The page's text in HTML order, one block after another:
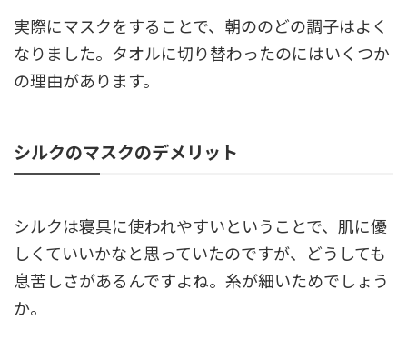
実際にマスクをすることで、朝ののどの調子はよく
なりました。タオルに切り替わったのにはいくつか
の理由があります。
シルクのマスクのデメリット
シルクは寝具に使われやすいということで、肌に優
しくていいかなと思っていたのですが、どうしても
息苦しさがあるんですよね。糸が細いためでしょう
か。